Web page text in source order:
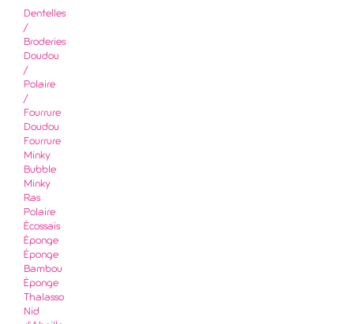
Dentelles
/
Broderies
Doudou
/
Polaire
/
Fourrure
Doudou
Fourrure
Minky
Bubble
Minky
Ras
Polaire
Écossais
Éponge
Éponge
Bambou
Éponge
Thalasso
Nid